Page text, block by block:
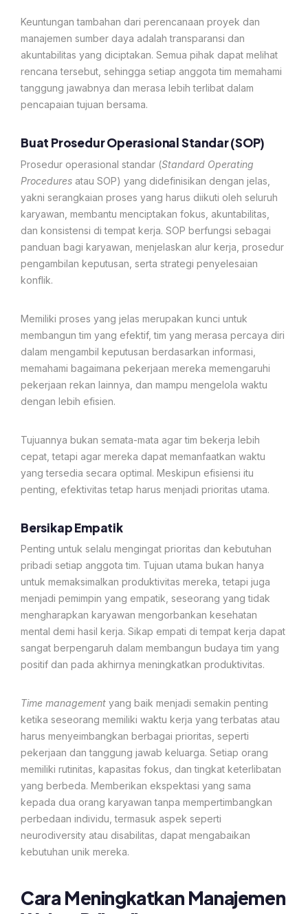
Keuntungan tambahan dari perencanaan proyek dan
manajemen sumber daya adalah transparansi dan
akuntabilitas yang diciptakan. Semua pihak dapat melihat
rencana tersebut, sehingga setiap anggota tim memahami
tanggung jawabnya dan merasa lebih terlibat dalam
pencapaian tujuan bersama.
Buat Prosedur Operasional Standar (SOP)
Prosedur operasional standar (Standard Operating
Procedures atau SOP) yang didefinisikan dengan jelas,
yakni serangkaian proses yang harus diikuti oleh seluruh
karyawan, membantu menciptakan fokus, akuntabilitas,
dan konsistensi di tempat kerja. SOP berfungsi sebagai
panduan bagi karyawan, menjelaskan alur kerja, prosedur
pengambilan keputusan, serta strategi penyelesaian
konflik.
Memiliki proses yang jelas merupakan kunci untuk
membangun tim yang efektif, tim yang merasa percaya diri
dalam mengambil keputusan berdasarkan informasi,
memahami bagaimana pekerjaan mereka memengaruhi
pekerjaan rekan lainnya, dan mampu mengelola waktu
dengan lebih efisien.
Tujuannya bukan semata-mata agar tim bekerja lebih
cepat, tetapi agar mereka dapat memanfaatkan waktu
yang tersedia secara optimal. Meskipun efisiensi itu
penting, efektivitas tetap harus menjadi prioritas utama.
Bersikap Empatik
Penting untuk selalu mengingat prioritas dan kebutuhan
pribadi setiap anggota tim. Tujuan utama bukan hanya
untuk memaksimalkan produktivitas mereka, tetapi juga
menjadi pemimpin yang empatik, seseorang yang tidak
mengharapkan karyawan mengorbankan kesehatan
mental demi hasil kerja. Sikap empati di tempat kerja dapat
sangat berpengaruh dalam membangun budaya tim yang
positif dan pada akhirnya meningkatkan produktivitas.
Time management yang baik menjadi semakin penting
ketika seseorang memiliki waktu kerja yang terbatas atau
harus menyeimbangkan berbagai prioritas, seperti
pekerjaan dan tanggung jawab keluarga. Setiap orang
memiliki rutinitas, kapasitas fokus, dan tingkat keterlibatan
yang berbeda. Memberikan ekspektasi yang sama
kepada dua orang karyawan tanpa mempertimbangkan
perbedaan individu, termasuk aspek seperti
neurodiversity atau disabilitas, dapat mengabaikan
kebutuhan unik mereka.
Cara Meningkatkan Manajemen